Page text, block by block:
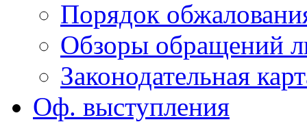
Порядок
Обзоры обращений
Законодательная
Оф. выступления